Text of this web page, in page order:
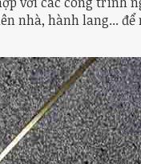
nhà, hành lang... để